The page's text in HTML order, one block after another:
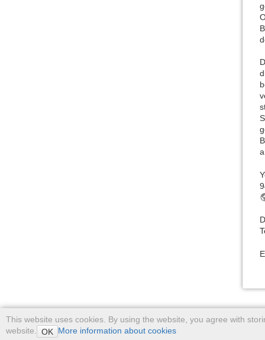
This website uses cookies. By using the website, you agree with
website. OK More information about cookies